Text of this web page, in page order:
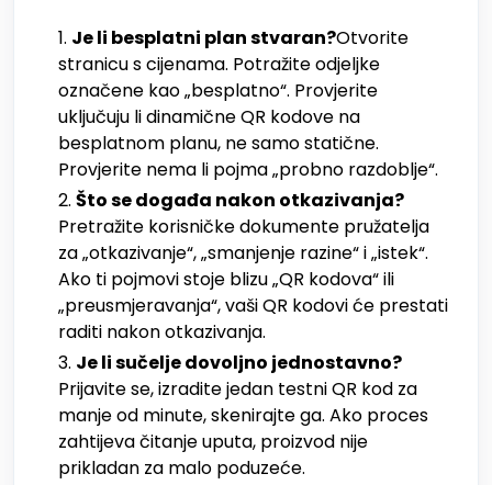
Je li besplatni plan stvaran?Otvorite
stranicu s cijenama. Potražite odjeljke
označene kao „besplatno“. Provjerite
uključuju li dinamične QR kodove na
besplatnom planu, ne samo statične.
Provjerite nema li pojma „probno razdoblje“.
Što se događa nakon otkazivanja?
Pretražite korisničke dokumente pružatelja
za „otkazivanje“, „smanjenje razine“ i „istek“.
Ako ti pojmovi stoje blizu „QR kodova“ ili
„preusmjeravanja“, vaši QR kodovi će prestati
raditi nakon otkazivanja.
Je li sučelje dovoljno jednostavno?
Prijavite se, izradite jedan testni QR kod za
manje od minute, skenirajte ga. Ako proces
zahtijeva čitanje uputa, proizvod nije
prikladan za malo poduzeće.